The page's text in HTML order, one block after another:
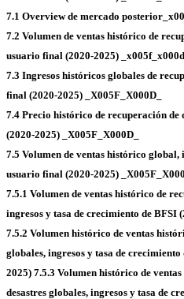
7.1 Overview de mercado
7.2 Volumen de ventas histórico de
usuario final (2020-2025) _x005f_x000d_
7.3 Ingresos históricos globales de
final (2020-2025) _X005F_X000D_
7.4 Precio histórico de recuperación de
(2020-2025) _X005F_X000D_
7.5 Volumen de ventas histórico
usuario final (2020-2025)
7.5.1 Volumen de ventas histórico de
ingresos y tasa de crecimiento de BFSI
7.5.2 Volumen histórico de ventas
globales, ingresos y tasa de
2025) 7.5.3 Volumen histórico de
desastres globales, ingresos y tasa de